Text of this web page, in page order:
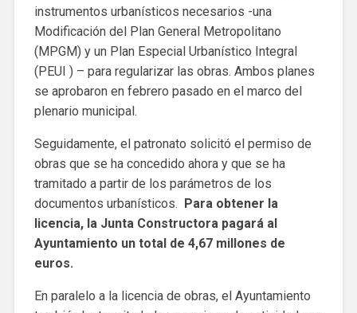
instrumentos urbanísticos necesarios -una
Modificación del Plan General Metropolitano
(MPGM) y un Plan Especial Urbanístico Integral
(PEUI ) – para regularizar las obras. Ambos planes
se aprobaron en febrero pasado en el marco del
plenario municipal.
Seguidamente, el patronato solicitó el permiso de
obras que se ha concedido ahora y que se ha
tramitado a partir de los parámetros de los
documentos urbanísticos. Para obtener la
licencia, la Junta Constructora pagará al
Ayuntamiento un total de 4,67 millones de
euros.
En paralelo a la licencia de obras, el Ayuntamiento